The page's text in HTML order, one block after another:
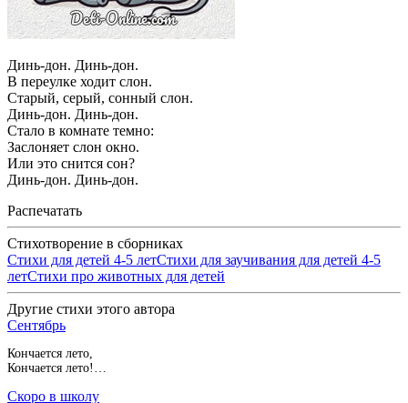
Динь-дон. Динь-дон.
В переулке ходит слон.
Старый, серый, сонный слон.
Динь-дон. Динь-дон.
Стало в комнате темно:
Заслоняет слон окно.
Или это снится сон?
Динь-дон. Динь-дон.
Распечатать
Стихотворение в сборниках
Стихи для детей 4-5 летСтихи для заучивания для детей 4-5
летСтихи про животных для детей
Другие стихи этого автора
Сентябрь
Кончается лето,
Кончается лето!…
Скоро в школу